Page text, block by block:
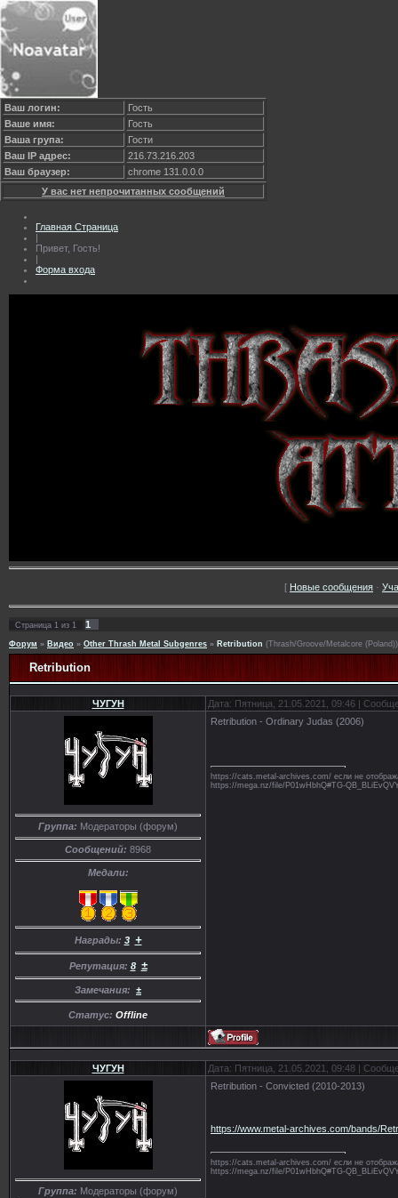
Ваш логин:
Гость
Ваше имя:
Гость
Ваша група:
Гости
Ваш IP адрес:
216.73.216.203
Ваш браузер:
chrome 131.0.0.0
У вас нет непрочитанных сообщений
Главная Страница
|
Привет, Гость!
|
Форма входа
[ Новые сообщения ·
Страница 1 из 1 1
Форум » Видео » Other Thrash Metal Subgenres » Retribution (Thrash/Groove/Metalcore (Poland))
Retribution
ЧУГУН Дата: Пятница, 21.05.2021, 09:46 |
Группа: Модераторы (форум)
Сообщений: 8968
Медали:
Награды: 3 +
Репутация: 8 ±
Замечания: ±
Статус: Offline
Retribution - Ordinary Judas (2006)
https://cats.metal-archives.com/ если не
https://mega.nz/file/P01wHbhQ#TG-
ЧУГУН Дата: Пятница, 21.05.2021, 09:48 |
Группа: Модераторы (форум)
Retribution - Convicted (2010-2013)
https://www.metal-archives.com/bands/
https://cats.metal-archives.com/ если не
https://mega.nz/file/P01wHbhQ#TG-